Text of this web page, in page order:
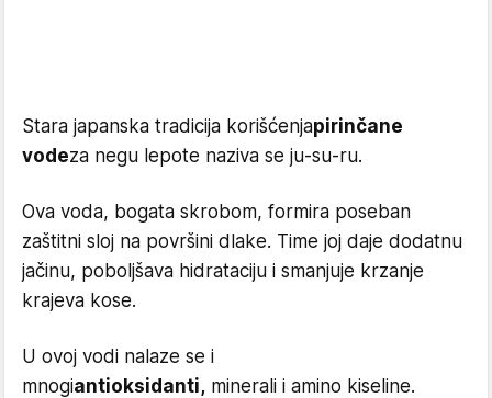
Stara japanska tradicija korišćenjapirinčane
vodeza negu lepote naziva se ju-su-ru.
Ova voda, bogata skrobom, formira poseban
zaštitni sloj na površini dlake. Time joj daje dodatnu
jačinu, poboljšava hidrataciju i smanjuje krzanje
krajeva kose.
U ovoj vodi nalaze se i
mnogiantioksidanti, minerali i amino kiseline.